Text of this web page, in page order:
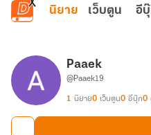
ข้ามไปยังเนื้อหาหลัก
นิยาย เว็บตูน อี
Paaek
@Paaek19
1 นิยาย0 เว็บตูน0 อีบุ๊ก0